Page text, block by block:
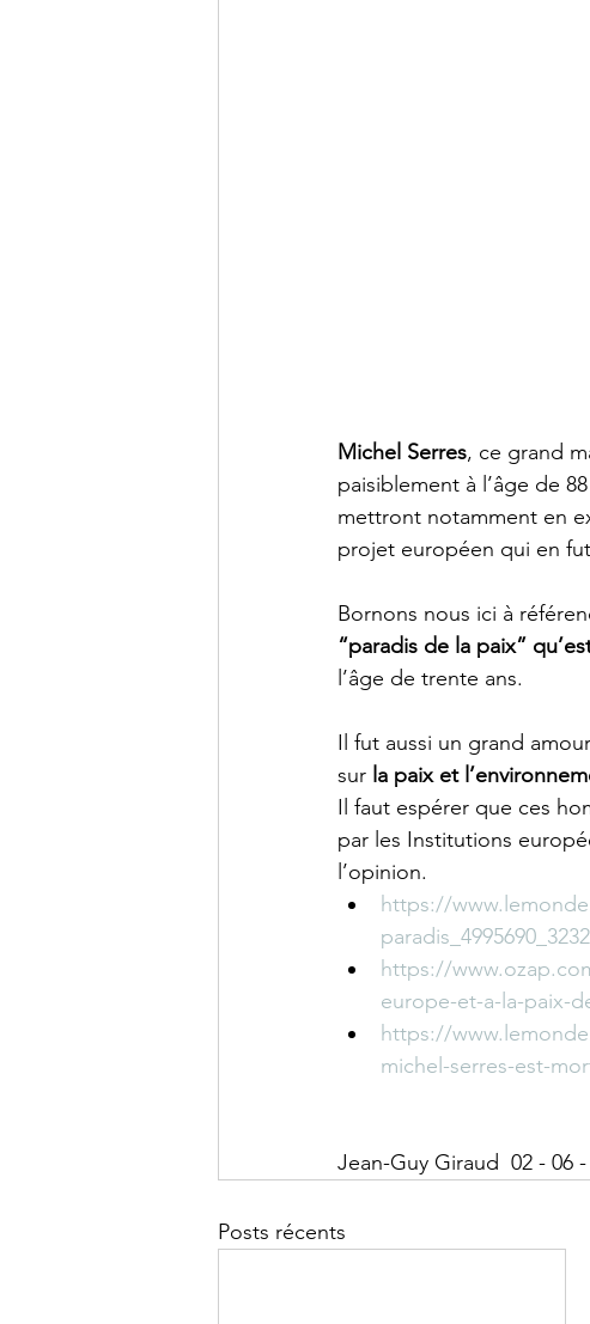
Michel Serres, ce grand
paisiblement à l’âge de
mettront notamment en
projet européen qui en
Bornons nous ici à
“paradis de la paix”
l’âge de trente ans.
Il fut aussi un grand
sur la paix et
Il faut espérer que ces
par les Institutions
l’opinion.
https://
https://
europe-et-a-la-paix-
https://
michel-serres-est-
Jean-Guy Giraud  02 - 06
Posts récents